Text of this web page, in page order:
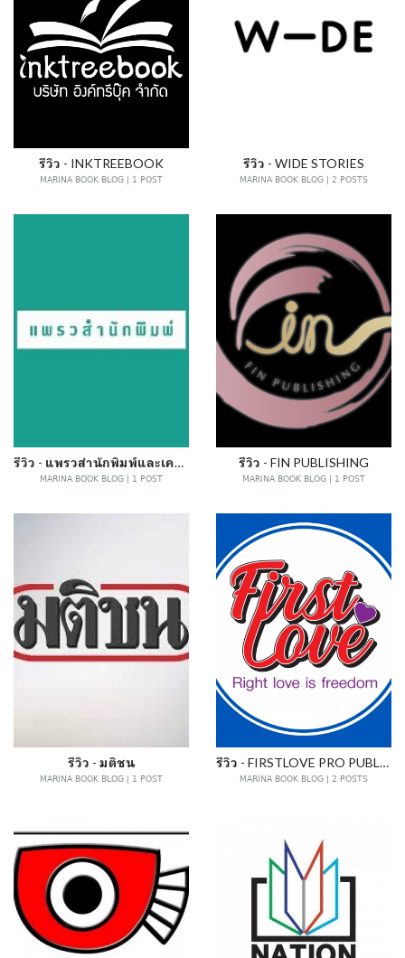
รีวิว - INKTREEBOOK
MARINA BOOK BLOG | 1 POST
รีวิว - WIDE STORIES
MARINA BOOK BLOG | 2 POSTS
รีวิว - แพรวสำนักพิมพ์และเครืออมรินทร์อื่นๆ
MARINA BOOK BLOG | 1 POST
รีวิว - FIN PUBLISHING
MARINA BOOK BLOG | 1 POST
รีวิว - มติชน
MARINA BOOK BLOG | 1 POST
รีวิว - FIRSTLOVE PRO PUBLISHING
MARINA BOOK BLOG | 2 POSTS